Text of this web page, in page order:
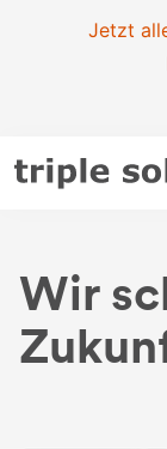
Jetzt
Wir